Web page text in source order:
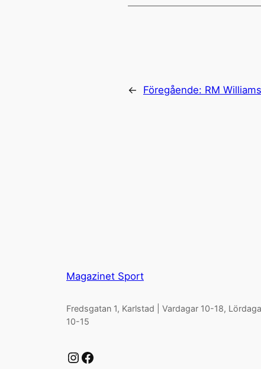
← Föregående: RM
Magazinet Sport
Fredsgatan 1, Karlstad | Vardagar 10-18,
10-15
Instagram Facebook